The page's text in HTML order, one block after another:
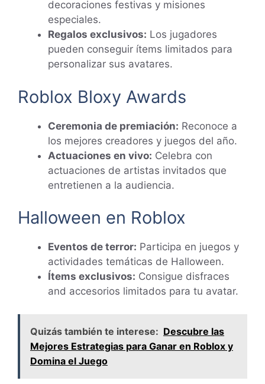
decoraciones festivas y misiones
especiales.
Regalos exclusivos: Los jugadores
pueden conseguir ítems limitados para
personalizar sus avatares.
Roblox Bloxy Awards
Ceremonia de premiación: Reconoce a
los mejores creadores y juegos del año.
Actuaciones en vivo: Celebra con
actuaciones de artistas invitados que
entretienen a la audiencia.
Halloween en Roblox
Eventos de terror: Participa en juegos y
actividades temáticas de Halloween.
Ítems exclusivos: Consigue disfraces
and accesorios limitados para tu avatar.
Quizás también te interese: Descubre las
Mejores Estrategias para Ganar en Roblox y
Domina el Juego